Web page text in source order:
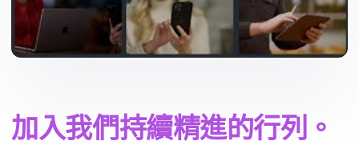
加入​我們​持續​精進​的​行列。